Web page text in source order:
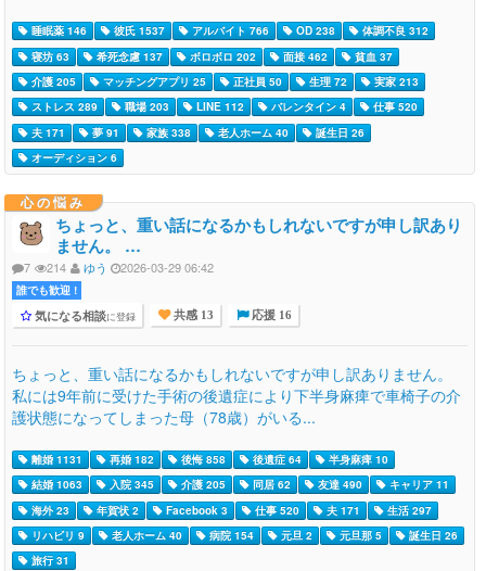
睡眠薬 146 彼氏 1537 アルバイト 766 OD 238
体調不良 312
寝坊 63
希死念慮 137 ボロボロ 202 面接 462
貧血 37
介護 205
マッチングアプリ 25 正社員 50 生理 72
実家 213
ストレス 289
職場 203 LINE 112 バレンタイン 4
仕事 520
夫 171
夢 91 家族 338 老人ホーム 40
誕生日 26
オーディション 6
心の悩み
ちょっと、重い話になるかもしれないですが申し訳あり
ません。 …
7 214 ゆう 2026-03-29 06:42
誰でも歓迎 !
気になる相談に登録 共感 13 応援 16
ちょっと、重い話になるかもしれないですが申し訳ありません。
私には9年前に受けた手術の後遺症により下半身麻痺で車椅子の介
護状態になってしまった母（78歳）がいる...
離婚 1131 再婚 182 後悔 858 後遺症 64
半身麻痺 10
結婚 1063
入院 345 介護 205 同居 62 友達 490
キャリア 11
海外 23
年賀状 2 Facebook 3 仕事 520 夫 171
生活 297
リハビリ 9
老人ホーム 40 病院 154 元旦 2 元旦那 5
誕生日 26
旅行 31